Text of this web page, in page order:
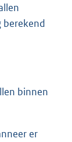
berekend
binnen
er